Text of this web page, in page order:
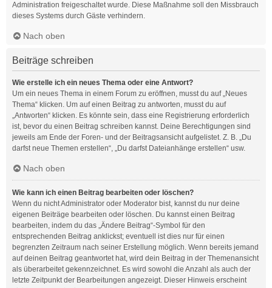
Administration freigeschaltet wurde. Diese Maßnahme soll den Missbrauch
dieses Systems durch Gäste verhindern.
Nach oben
Beiträge schreiben
Wie erstelle ich ein neues Thema oder eine Antwort?
Um ein neues Thema in einem Forum zu eröffnen, musst du auf „Neues
Thema“ klicken. Um auf einen Beitrag zu antworten, musst du auf
„Antworten“ klicken. Es könnte sein, dass eine Registrierung erforderlich
ist, bevor du einen Beitrag schreiben kannst. Deine Berechtigungen sind
jeweils am Ende der Foren- und der Beitragsansicht aufgelistet. Z. B. „Du
darfst neue Themen erstellen“, „Du darfst Dateianhänge erstellen“ usw.
Nach oben
Wie kann ich einen Beitrag bearbeiten oder löschen?
Wenn du nicht Administrator oder Moderator bist, kannst du nur deine
eigenen Beiträge bearbeiten oder löschen. Du kannst einen Beitrag
bearbeiten, indem du das „Ändere Beitrag“-Symbol für den
entsprechenden Beitrag anklickst; eventuell ist dies nur für einen
begrenzten Zeitraum nach seiner Erstellung möglich. Wenn bereits jemand
auf deinen Beitrag geantwortet hat, wird dein Beitrag in der Themenansicht
als überarbeitet gekennzeichnet. Es wird sowohl die Anzahl als auch der
letzte Zeitpunkt der Bearbeitungen angezeigt. Dieser Hinweis erscheint